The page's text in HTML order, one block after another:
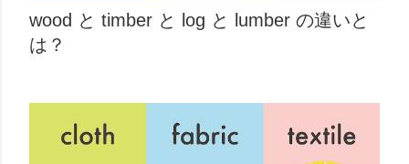
wood と timber と log と lumber の違いと
は？